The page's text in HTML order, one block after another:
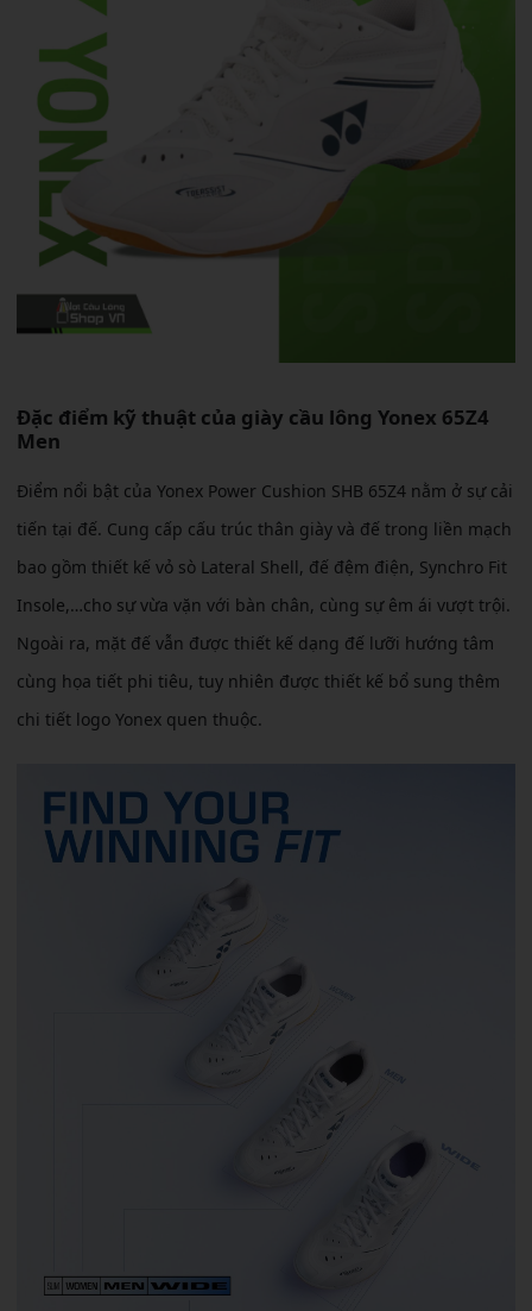
Đặc điểm kỹ thuật của giày cầu lông Yonex 65Z4
Men
Điểm nổi bật của Yonex Power Cushion SHB 65Z4 nằm ở sự cải
tiến tại đế. Cung cấp cấu trúc thân giày và đế trong liền mạch
bao gồm thiết kế vỏ sò Lateral Shell, đế đệm điện, Synchro Fit
Insole,…cho sự vừa vặn với bàn chân, cùng sự êm ái vượt trội.
Ngoài ra, mặt đế vẫn được thiết kế dạng đế lưỡi hướng tâm
cùng họa tiết phi tiêu, tuy nhiên được thiết kế bổ sung thêm
chi tiết logo Yonex quen thuộc.